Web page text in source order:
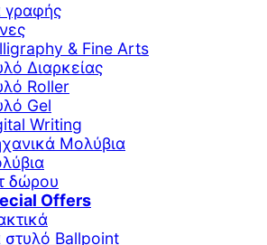
& Fine Arts
Διαρκείας
Roller
Gel
Writing
Μολύβια
δώρου
Offers
στυλό Ballpoint